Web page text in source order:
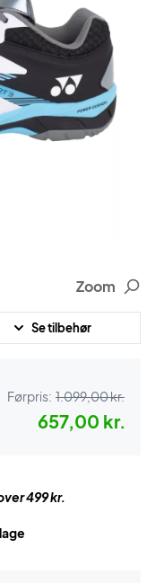
Zoom
Se tilbehør
Førpris: 1.099,00 kr.
657,00 kr.
499 kr.